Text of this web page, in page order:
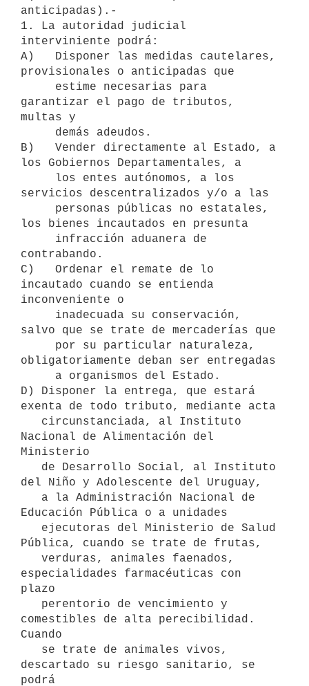
anticipadas).-
1. La autoridad judicial
interviniente podrá:
A)   Disponer las medidas cautelares,
provisionales o anticipadas que
garantizar el pago de tributos,
multas y
B)   Vender directamente al Estado, a
los Gobiernos Departamentales, a
servicios descentralizados y/o a las
los bienes incautados en presunta
contrabando.
C)   Ordenar el remate de lo
incautado cuando se entienda
inconveniente o
salvo que se trate de mercaderías que
obligatoriamente deban ser entregadas
D) Disponer la entrega, que estará
exenta de todo tributo, mediante acta
Nacional de Alimentación del
Ministerio
del Niño y Adolescente del Uruguay,
Educación Pública o a unidades
Pública, cuando se trate de frutas,
especialidades farmacéuticas con
plazo
comestibles de alta perecibilidad.
Cuando
descartado su riesgo sanitario, se
podrá